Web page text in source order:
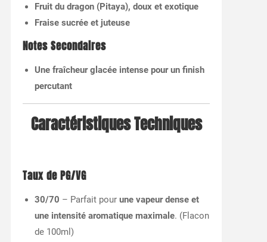
Fruit du dragon (Pitaya), doux et exotique
Fraise sucrée et juteuse
Notes Secondaires
Une fraîcheur glacée intense pour un finish
percutant
Caractéristiques Techniques
Taux de PG/VG
30/70 – Parfait pour une vapeur dense et
une intensité aromatique maximale. (Flacon
de 100ml)